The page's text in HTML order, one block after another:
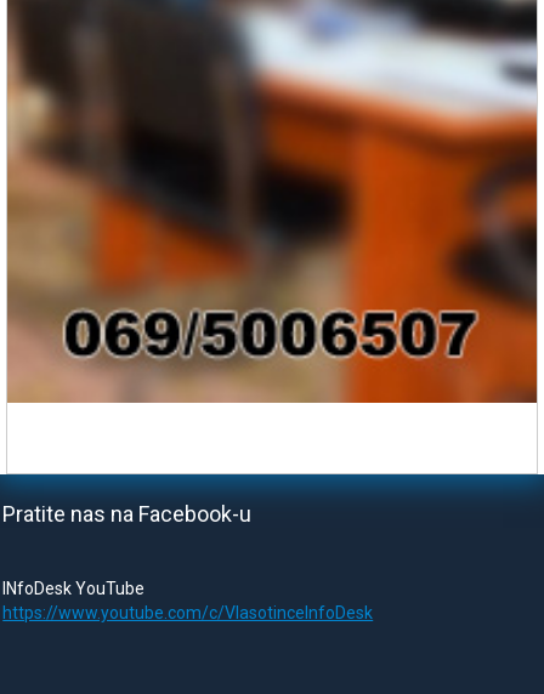
Pratite nas na Facebook-u
INfoDesk YouTube
https://www.youtube.com/c/VlasotinceInfoDesk